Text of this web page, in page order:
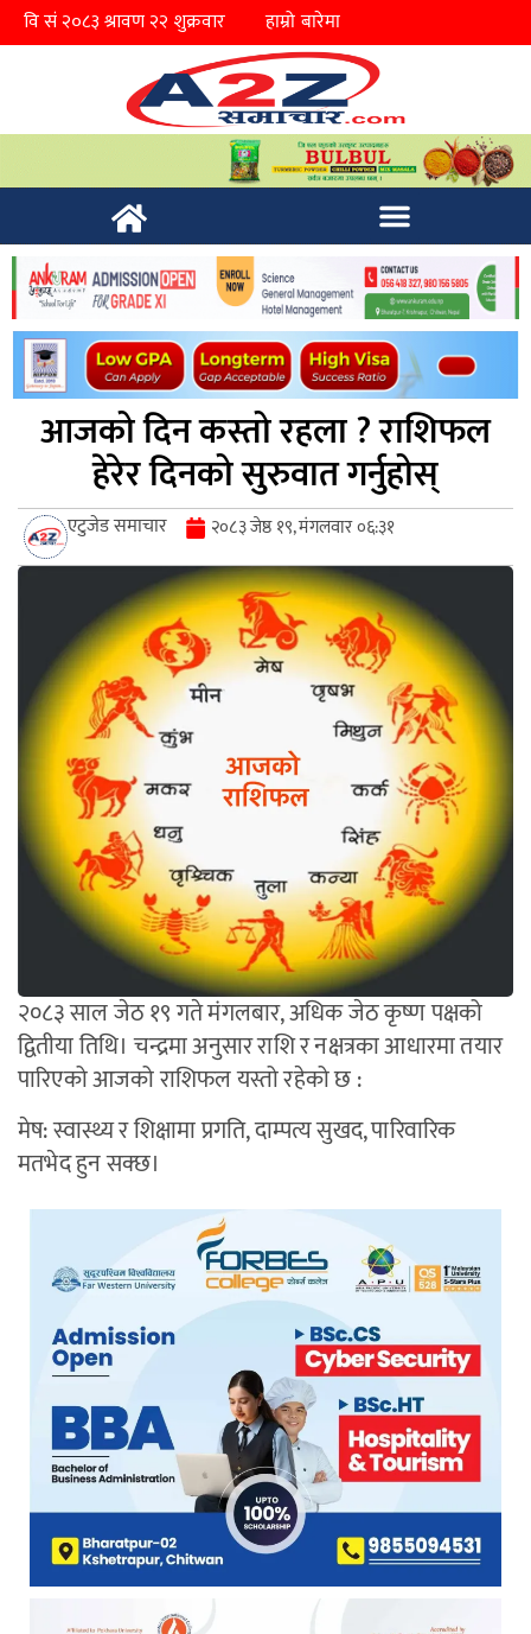
हाम्रो बारेमा
आजको दिन कस्तो रहला ? राशिफल
हेरेर दिनको सुरुवात गर्नुहोस्
एटुजेड समाचार २०८३ जेष्ठ १९, मंगलवार ०६:३१
२०८३ साल जेठ १९ गते मंगलबार, अधिक जेठ कृष्ण पक्षको
द्वितीया तिथि। चन्द्रमा अनुसार राशि र नक्षत्रका आधारमा तयार
पारिएको आजको राशिफल यस्तो रहेको छ :
मेष: स्वास्थ्य र शिक्षामा प्रगति, दाम्पत्य सुखद, पारिवारिक
मतभेद हुन सक्छ।